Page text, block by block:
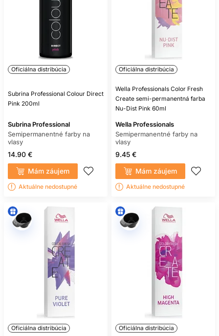
Oficiálna distribúcia
Subrina Professional Colour Direct
Pink 200ml
Subrina Professional
Semipermanentné farby na
vlasy
14.90 €
Mám záujem
Aktuálne nedostupné
Oficiálna distribúcia
Wella Professionals Color Fresh
Create semi-permanentná farba
Nu-Dist Pink 60ml
Wella Professionals
Semipermanentné farby na
vlasy
9.45 €
Mám záujem
Aktuálne nedostupné
Oficiálna distribúcia Oficiálna distribúcia